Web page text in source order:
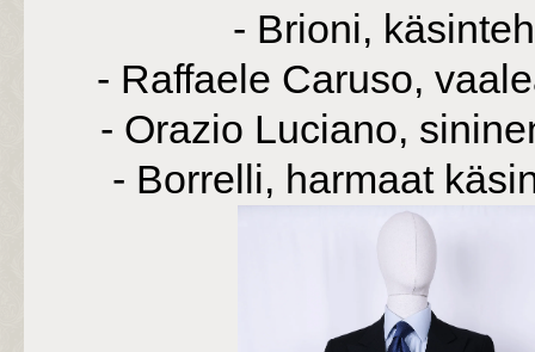
- Brioni,
- Raffaele Caruso,
- Orazio Luciano,
- Borrelli, harmaat